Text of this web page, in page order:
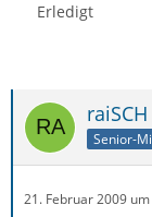
Erledigt
raiSCH
Senior-
21. Februar 2009